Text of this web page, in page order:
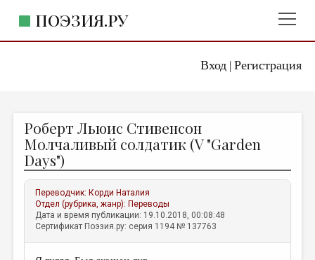
Вход| Регистрация
ПОЭЗИЯ.РУ
ЖАНРЫ
АВТОРЫ
КОММЕНТАРИИ
ЛИТСАЛОН
НОВОСТИ
Роберт Льюис Стивенсон
Молчаливый солдатик (V "Garden
Days")
Переводчик: Корди Наталия
Отдел (рубрика, жанр): Переводы
Дата и время публикации: 19.10.2018, 00:08:48
Сертификат Поэзия.ру: серия 1194 № 137763